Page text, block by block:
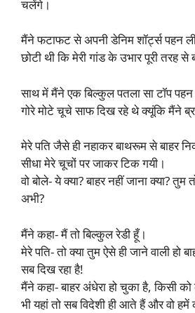
चलेंगे।
मैंने फटाफट से अपनी डेनिम शॉर्ट्स पहन
छोटी थी कि मेरी गांड के उभार पूरी तरह से
साथ में मैंने एक बिल्कुल पतला सा टॉप पहन
गोरे मोटे चूचे साफ दिख रहे थे क्यूंकि मैंने
मेरे पति जैसे ही नहाकर बाथरूम से बाहर
सीधा मेरे चूचों पर जाकर टिक गयी।
वो बोले- ये क्या? बाहर नहीं जाना क्या? तुम
अभी?
मैंने कहा- मैं तो बिल्कुल रेडी हूँ।
मेरे पति- तो क्या तुम ऐसे ही जाने वाली हो
सब दिख रहा है!
मैंने कहा- बाहर अंधेरा हो चुका है, किसी
भी यहां तो सब विदेशी ही आते हैं और वो